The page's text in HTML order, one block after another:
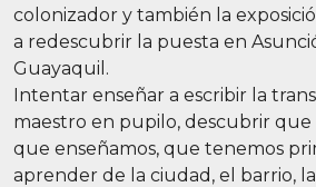
colonizador y también la
a redescubrir la puesta en
Guayaquil.
Intentar enseñar a escribir la
maestro en pupilo, descubrir que
que enseñamos, que tenemos
aprender de la ciudad, el barrio,